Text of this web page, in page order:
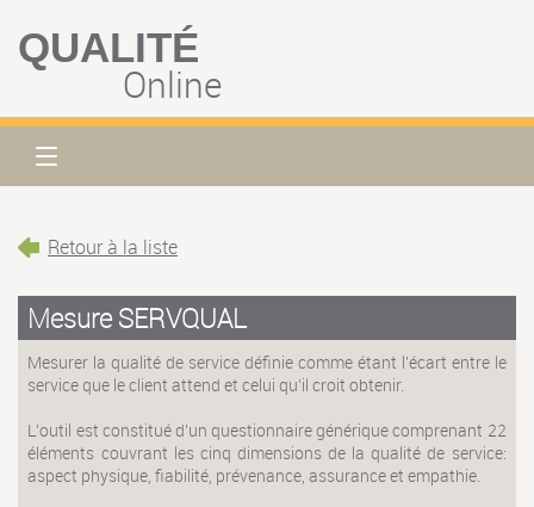
QUALITÉ
Online
Retour à la liste
Mesure SERVQUAL
Mesurer la qualité de service définie comme étant l'écart entre le
service que le client attend et celui qu’il croit obtenir.
L'outil est constitué d'un questionnaire générique comprenant 22
éléments couvrant les cinq dimensions de la qualité de service:
aspect physique, fiabilité, prévenance, assurance et empathie.